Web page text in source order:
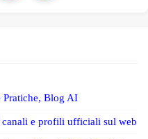
Pratiche, Blog AI
e profili ufficiali sul web